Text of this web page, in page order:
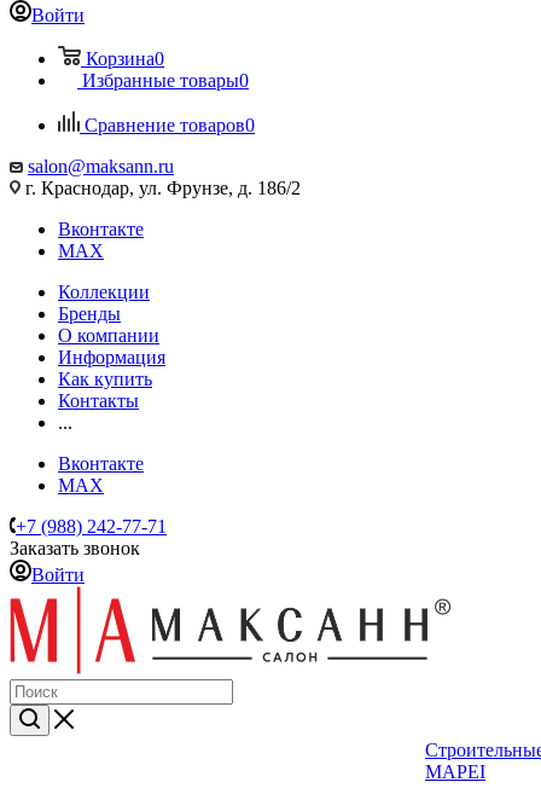
Войти
Корзина0
Избранные товары0
Сравнение товаров0
salon@maksann.ru
г. Краснодар, ул. Фрунзе, д. 186/2
Вконтакте
MAX
Коллекции
Бренды
О компании
Информация
Как купить
Контакты
...
Вконтакте
MAX
+7 (988) 242-77-71
Заказать звонок
Войти
MAPEI